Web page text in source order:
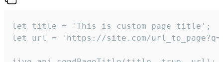
let title = 'This is custom page title';
let url = 'https://site.com/